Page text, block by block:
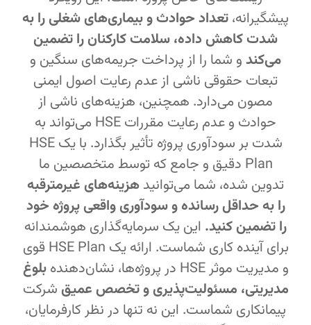
پیشگیرانه،تعداد حوادث و بیماری‌های شغلی را به
شدت کاهش داده، سلامت کارکنان را تضمین
می‌کندو شما را از پرداخت جریمه‌های سنگین و
تبعات حقوقی ناشی از عدم رعایت اصول ایمنی
مصون می‌دارد. همچنین، هزینه‌های ناشی از
حوادث و عدم رعایت مقررات HSE می‌تواند به
شدت بر سودآوری پروژه تأثیر بگذارد. با یک HSE
Plan دقیق و جامع که توسط متخصصین ما
تدوین شده، شما می‌توانیدهزینه‌های غیرمترقبه
را به حداقل رسانده و سودآوری واقعی پروژه خود
را تضمین کنید. این یک سرمایه‌گذاری هوشمندانه
برای آینده کاری شماست. ارائه یک HSE Plan قوی
و مدیریت موثر HSE در پروژه‌ها، نشان‌دهنده
بلوغ
مدیریتی، مسئولیت‌پذیری و تخصص عمیق شرکت
پیمانکاری شماست. این نه تنها در نظر کارفرمایان،